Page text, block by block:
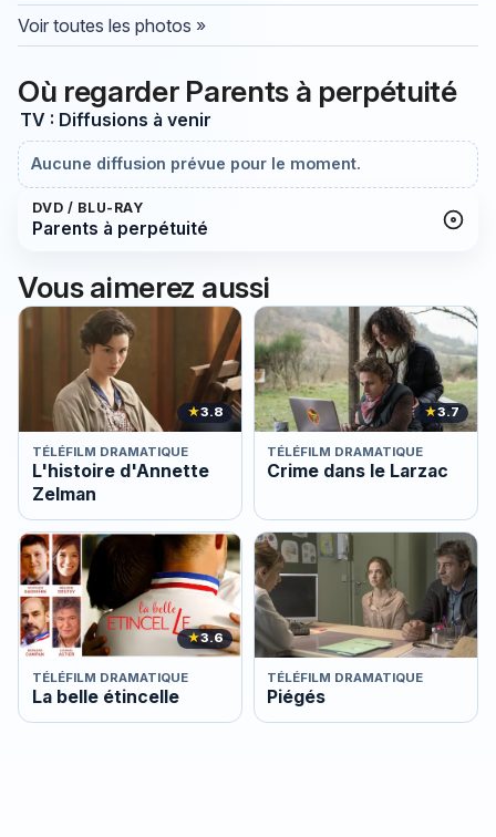
Voir toutes les photos »
Où regarder Parents à perpétuité
TV : Diffusions à venir
Aucune diffusion prévue pour le moment.
DVD / BLU-RAY
Parents à perpétuité
Vous aimerez aussi
★3.8
TÉLÉFILM DRAMATIQUE
L'histoire d'Annette
Zelman
★3.7
TÉLÉFILM DRAMATIQUE
Crime dans le Larzac
★3.6
TÉLÉFILM DRAMATIQUE
La belle étincelle
TÉLÉFILM DRAMATIQUE
Piégés